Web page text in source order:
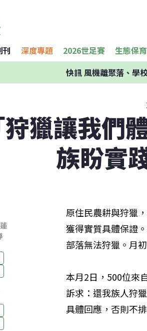
刊 深度專題 2026世足賽 生態保育
快訊風機離聚落、學
狩獵讓我們
族盼實
原住民農耕與狩獵
獲得實質具體保證
部落無法狩獵。月
本月2日，500位來
訴求：還我族人狩
具體回應，否則不